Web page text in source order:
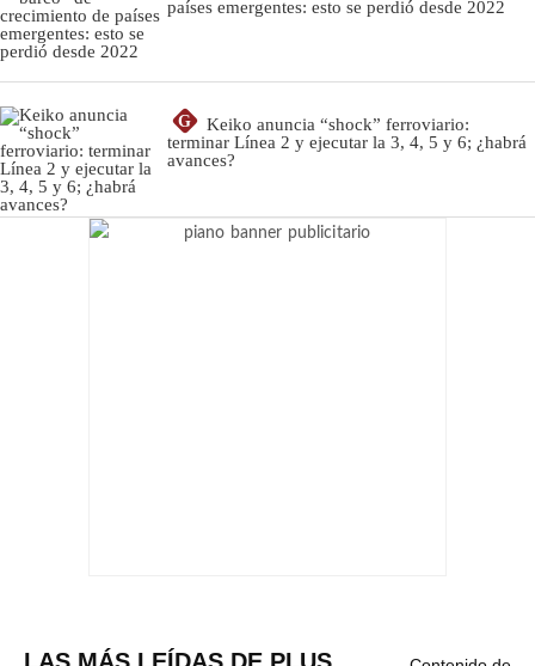
países emergentes: esto se perdió desde 2022
G
Keiko anuncia “shock” ferroviario:
terminar Línea 2 y ejecutar la 3, 4, 5 y 6; ¿habrá
avances?